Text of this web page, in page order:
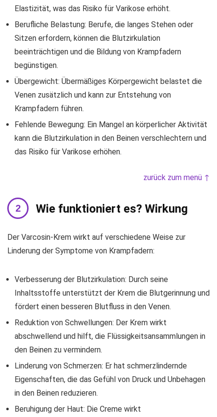
Elastizität, was das Risiko für Varikose erhöht.
Berufliche Belastung: Berufe, die langes Stehen oder
Sitzen erfordern, können die Blutzirkulation
beeinträchtigen und die Bildung von Krampfadern
begünstigen.
Übergewicht: Übermäßiges Körpergewicht belastet die
Venen zusätzlich und kann zur Entstehung von
Krampfadern führen.
Fehlende Bewegung: Ein Mangel an körperlicher Aktivität
kann die Blutzirkulation in den Beinen verschlechtern und
das Risiko für Varikose erhöhen.
zurück zum menü ↑
Wie funktioniert es? Wirkung
Der Varcosin-Krem wirkt auf verschiedene Weise zur
Linderung der Symptome von Krampfadern:
Verbesserung der Blutzirkulation: Durch seine
Inhaltsstoffe unterstützt der Krem die Blutgerinnung und
fördert einen besseren Blutfluss in den Venen.
Reduktion von Schwellungen: Der Krem wirkt
abschwellend und hilft, die Flüssigkeitsansammlungen in
den Beinen zu vermindern.
Linderung von Schmerzen: Er hat schmerzlindernde
Eigenschaften, die das Gefühl von Druck und Unbehagen
in den Beinen reduzieren.
Beruhigung der Haut: Die Creme wirkt